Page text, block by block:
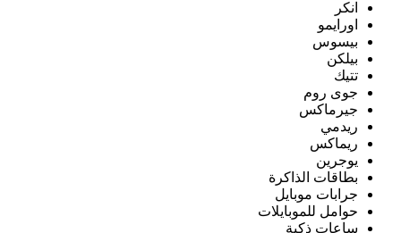
انكر
اورايمو
بيسوس
بيلكن
تتيك
جوى روم
جيرماكس
ريدمي
ريماكس
يوجرين
بطاقات الذاكرة
جرابات موبايل
حوامل للموبايلات
ساعات ذكية